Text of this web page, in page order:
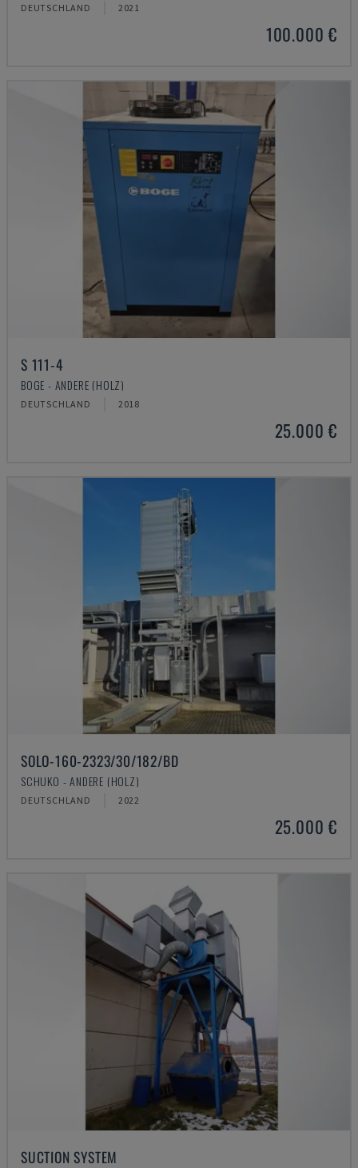
DEUTSCHLAND 2021
100.000 €
S 111-4
BOGE - ANDERE (HOLZ)
DEUTSCHLAND 2018
25.000 €
SOLO-160-2323/30/182/BD
SCHUKO - ANDERE (HOLZ)
DEUTSCHLAND 2022
25.000 €
SUCTION SYSTEM